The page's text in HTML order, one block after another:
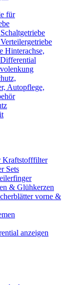
für
Hinterachse,
Autopflege,
Kraftstofffilter
Sets
& Glühkerzen
vorne &
anzeigen